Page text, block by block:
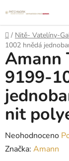
na
obsah
Domů
/ Nitě- Vatelíny-
1002 hnědá
Amann
9199-
nit
Průměrné
hodnocení
Neohodnoceno
Značka: Amann